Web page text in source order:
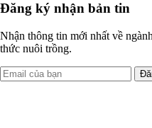
Đăng ký nhận bản tin
Nhận thông tin mới nhất về
thức nuôi trồng.